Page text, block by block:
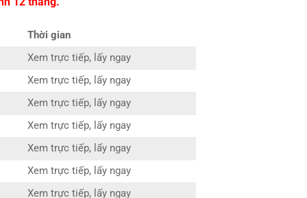
Thời gian
Xem trực tiếp, lấy ngay
Xem trực tiếp, lấy ngay
Xem trực tiếp, lấy ngay
Xem trực tiếp, lấy ngay
Xem trực tiếp, lấy ngay
Xem trực tiếp, lấy ngay
Xem trực tiếp, lấy ngay